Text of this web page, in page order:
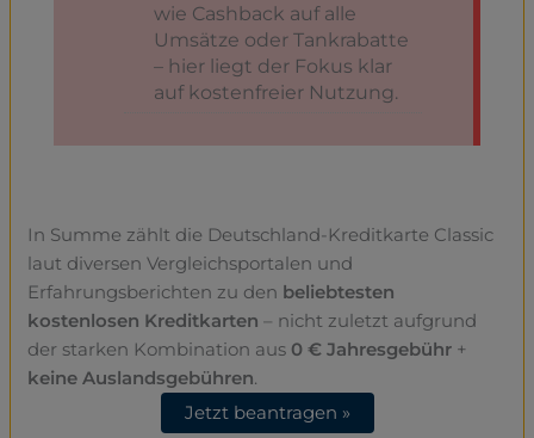
wie Cashback auf alle
Umsätze oder Tankrabatte
– hier liegt der Fokus klar
auf kostenfreier Nutzung.
In Summe zählt die Deutschland-Kreditkarte Classic
laut diversen Vergleichsportalen und
Erfahrungsberichten zu den beliebtesten
kostenlosen Kreditkarten – nicht zuletzt aufgrund
der starken Kombination aus 0 € Jahresgebühr +
keine Auslandsgebühren.
Jetzt beantragen »